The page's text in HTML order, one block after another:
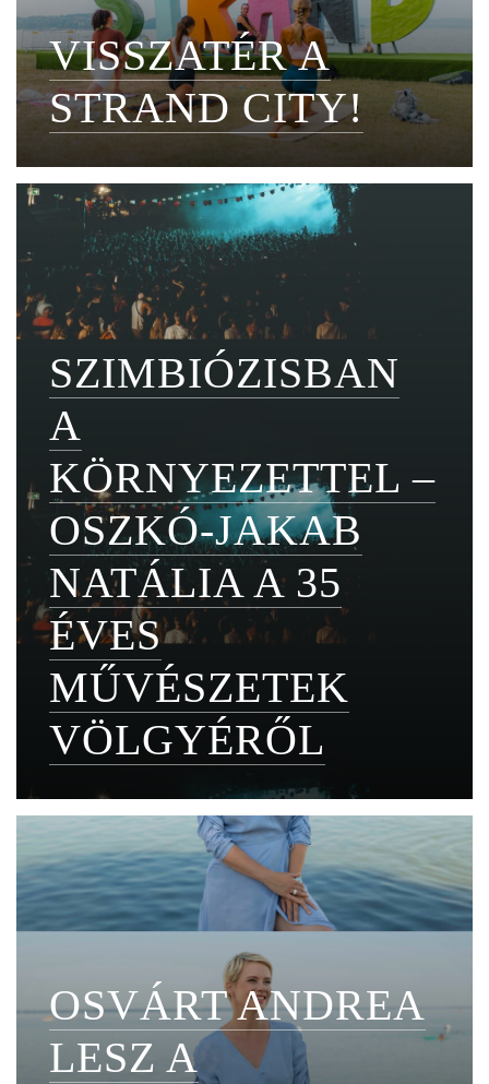
VISSZATÉR A
STRAND CITY!
SZIMBIÓZISBAN
A
KÖRNYEZETTEL –
OSZKÓ-JAKAB
NATÁLIA A 35
ÉVES
MŰVÉSZETEK
VÖLGYÉRŐL
OSVÁRT ANDREA
LESZ A